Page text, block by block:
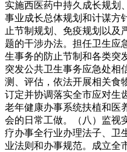
实施西医药中持久成长规划
事业成长总体规划和计谋方
止节制规划、免疫规划以及
题的干涉办法。担任卫生应
生事务的防止节制和各类突
突发公共卫生事务应急处相
测、评估，依法开展相关食
订定并协调落实全市应对生
老年健康办事系统扶植和医
会的日常工做。（八）监视
疗办事全行业办理法子、卫
业法则和办事规范。成立全